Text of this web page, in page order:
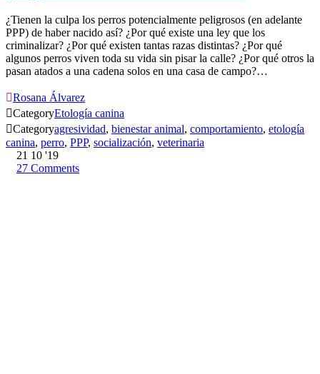
¿Tienen la culpa los perros potencialmente peligrosos (en adelante
PPP) de haber nacido así? ¿Por qué existe una ley que los
criminalizar? ¿Por qué existen tantas razas distintas? ¿Por qué
algunos perros viven toda su vida sin pisar la calle? ¿Por qué otros la
pasan atados a una cadena solos en una casa de campo?…
Rosana Álvarez
CategoryEtología canina
Categoryagresividad, bienestar animal, comportamiento, etología
canina, perro, PPP, socialización, veterinaria
21 10 '19
27 Comments